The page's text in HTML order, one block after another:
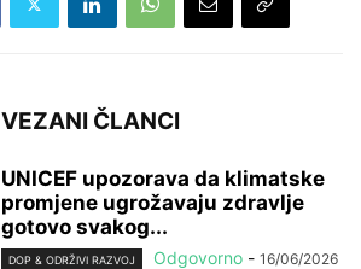
VEZANI ČLANCI
UNICEF upozorava da klimatske
promjene ugrožavaju zdravlje
gotovo svakog...
DOP & ODRŽIVI RAZVOJ Odgovorno - 16/06/2026